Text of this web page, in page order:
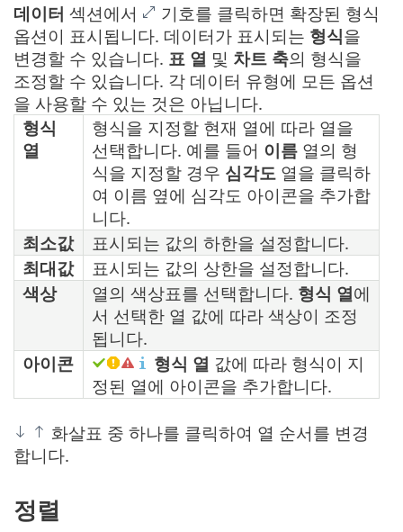
데이터 섹션에서
기호를 클릭하면 확장된 형식
옵션이 표시됩니다. 데이터가 표시되는 형식을
변경할 수 있습니다. 표 열 및 차트 축의 형식을
조정할 수 있습니다. 각 데이터 유형에 모든 옵션
을 사용할 수 있는 것은 아닙니다.
형식
열
형식을 지정할 현재 열에 따라 열을
선택합니다. 예를 들어 이름 열의 형
식을 지정할 경우 심각도 열을 클릭하
여 이름 옆에 심각도 아이콘을 추가합
니다.
최소값
표시되는 값의 하한을 설정합니다.
최대값
표시되는 값의 상한을 설정합니다.
색상
열의 색상표를 선택합니다. 형식 열에
서 선택한 열 값에 따라 색상이 조정
됩니다.
아이콘
형식 열 값에 따라 형식이 지
정된 열에 아이콘을 추가합니다.
화살표 중 하나를 클릭하여 열 순서를 변경
합니다.
정렬